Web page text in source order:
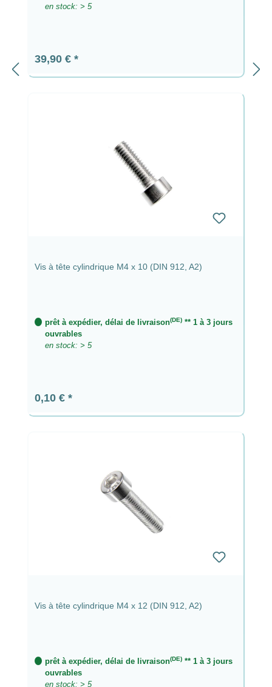
en stock: > 5
Prix régulier :
39,90 €
Vis à tête cylindrique M4 x 10 (DIN 912, A2)
prêt à expédier, délai de livraison(DE)** 1 à 3 jours
ouvrables
en stock: > 5
Prix régulier :
0,10 €
Vis à tête cylindrique M4 x 12 (DIN 912, A2)
prêt à expédier, délai de livraison(DE)** 1 à 3 jours
ouvrables
en stock: > 5